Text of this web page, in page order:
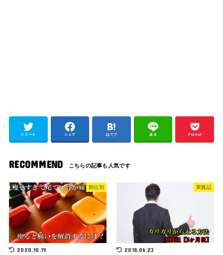
ツイート シェア はてブ 送る Pocket
RECOMMEND
部位別
2020.10.19
実践記
2018.06.23